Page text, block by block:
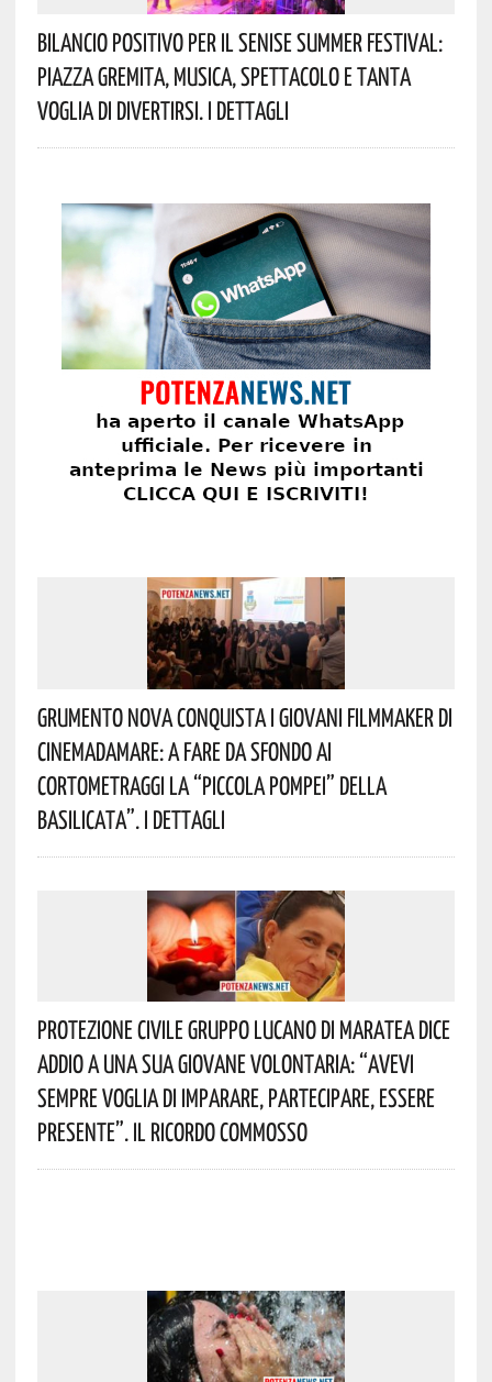
Bilancio Positivo Per Il Senise Summer Festival:
Piazza Gremita, Musica, Spettacolo E Tanta
Voglia Di Divertirsi. I Dettagli
Grumento Nova Conquista I Giovani Filmmaker Di
Cinemadamare: A Fare Da Sfondo Ai
Cortometraggi La “Piccola Pompei” Della
Basilicata”. I Dettagli
Protezione Civile Gruppo Lucano Di Maratea Dice
Addio A Una Sua Giovane Volontaria: “avevi
Sempre Voglia Di Imparare, Partecipare, Essere
Presente”. Il Ricordo Commosso